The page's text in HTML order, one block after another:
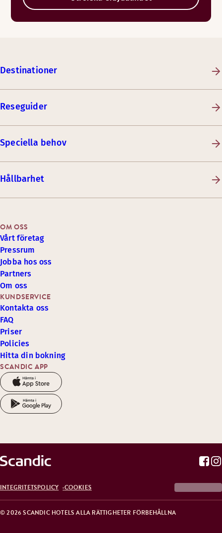
Destinationer
Reseguider
Speciella behov
Hållbarhet
SCANDIC APP
KUNDSERVICE
Kontakta oss
FAQ
Priser
Policies
Hitta din bokning
OM OSS
Vårt företag
Pressrum
Jobba hos oss
Partners
Om oss
© 2026 SCANDIC HOTELS ALLA RÄTTIGHETER FÖRBEHÅLLNA
INTEGRITETSPOLICY COOKIES